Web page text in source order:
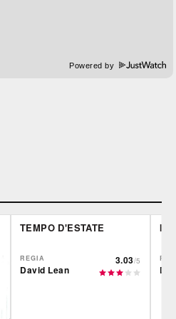
Powered by
TEMPO D'ESTATE
REGIA
David Lean
3.03/5
IL